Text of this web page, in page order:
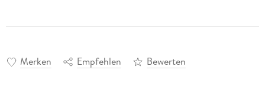
Merken Empfehlen Bewerten